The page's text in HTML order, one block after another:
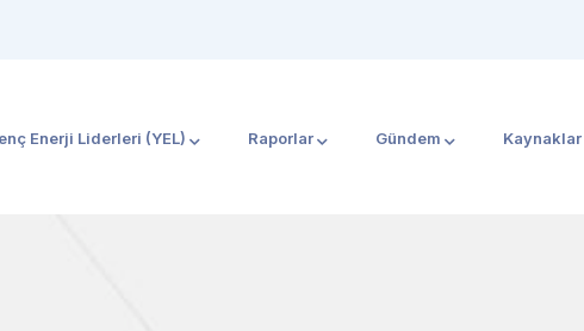
Enerji Liderleri (YEL) Raporlar Gündem Kaynaklar